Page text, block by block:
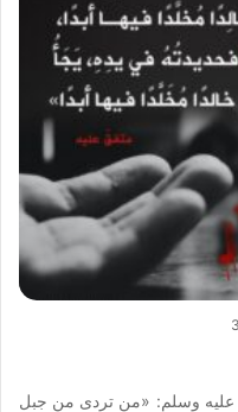
عليه وسلم: «من تردى من جبل